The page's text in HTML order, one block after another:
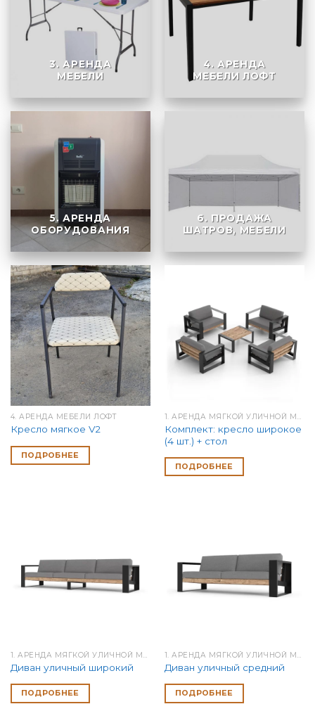
3. АРЕНДА
МЕБЕЛИ
4. АРЕНДА
МЕБЕЛИ ЛОФТ
5. АРЕНДА
ОБОРУДОВАНИЯ
6. ПРОДАЖА
ШАТРОВ, МЕБЕЛИ
4. АРЕНДА МЕБЕЛИ ЛОФТ
Кресло мягкое V2
ПОДРОБНЕЕ
1. АРЕНДА МЯГКОЙ УЛИЧНОЙ МЕБЕЛИ
Комплект: кресло широкое
(4 шт.) + стол
ПОДРОБНЕЕ
1. АРЕНДА МЯГКОЙ УЛИЧНОЙ МЕБЕЛИ
Диван уличный широкий
ПОДРОБНЕЕ
1. АРЕНДА МЯГКОЙ УЛИЧНОЙ МЕБЕЛИ
Диван уличный средний
ПОДРОБНЕЕ